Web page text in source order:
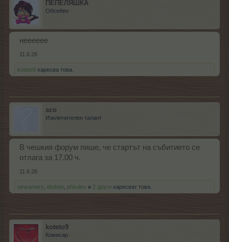
ПЕПЕЛЯШКА
Обсебен
нееееее
11.6.26
koteto9 харесва това.
sco
Изключителен талант
В чешкия форум пише, че стартът на събитието се
отлага за 17.00 ч.
11.6.26
tanyamery dedoto phkolev и 2 други харесват това.
koteto9
Комисар